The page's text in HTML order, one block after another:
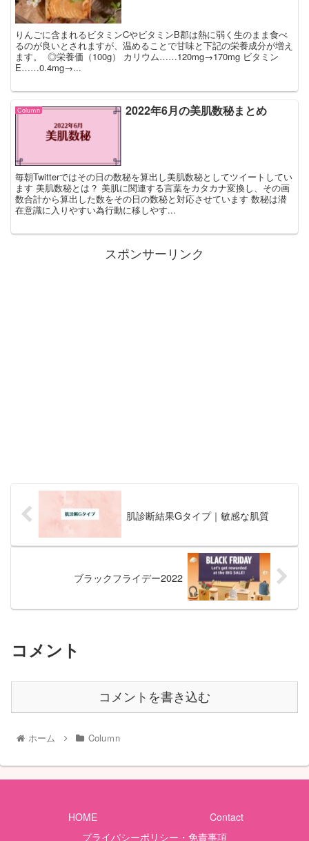
りんごに含まれるビタミンCやビタミンB郡は熱に弱く生のまま食べ
るのが良いとされますが、温めることで甘味と下記の栄養成分が増え
ます。 ◎栄養価（100g） カリウム……120mg→170mg ビタミン
E……0.4mg→...
Coluｍn 2022年6月の美肌数秘まとめ
毎朝Twitterではその日の数秘を算出し美肌数秘としてツイートしてい
ます 美肌数秘とは？ 美肌に関連する言葉をカタカナ変換し、その画
数合計から算出した数をその日の数秘と対応させています 数秘は潜
在意識に入りやすい為行動に移しやす...
スポンサーリンク
肌診断結果Gタイプ｜敏感な肌質
ブラックフライデー2022
コメント
コメントを書き込む
ホーム Coluｍn
HOME
Contact
プライバシーポリシー・免責事項